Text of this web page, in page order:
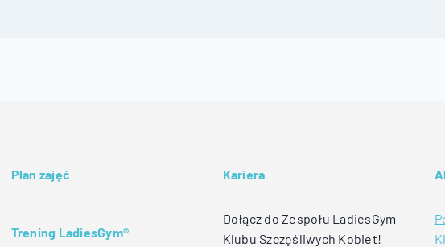
Plan zajęć
Trening LadiesGym®
Kariera
Dołącz do Zespołu LadiesGym –
Klubu Szczęśliwych Kobiet!